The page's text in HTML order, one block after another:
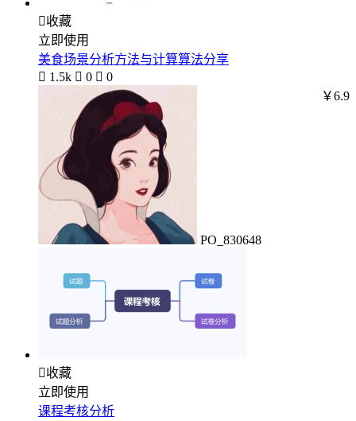
收藏
立即使用
美食场景分析方法与计算算法分享
 1.5k  0  0
PO_830648
￥6.9
收藏
立即使用
课程考核分析